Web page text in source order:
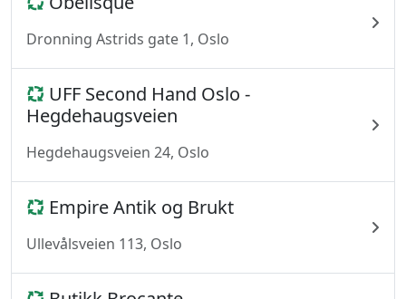
Dronning Astrids gate 1, Oslo
UFF Second Hand Oslo -
Hegdehaugsveien
Hegdehaugsveien 24, Oslo
Empire Antik og Brukt
Ullevålsveien 113, Oslo